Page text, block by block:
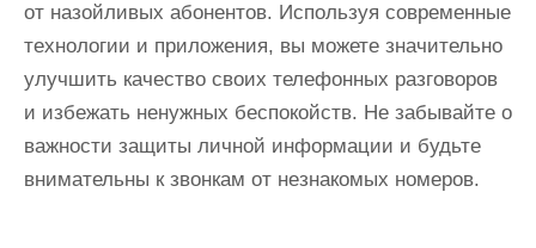
от назойливых абонентов. Используя современные
технологии и приложения, вы можете значительно
улучшить качество своих телефонных разговоров
и избежать ненужных беспокойств. Не забывайте о
важности защиты личной информации и будьте
внимательны к звонкам от незнакомых номеров.